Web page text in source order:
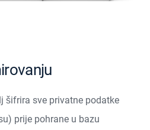
šifrira sve privatne podatke
prije pohrane u bazu